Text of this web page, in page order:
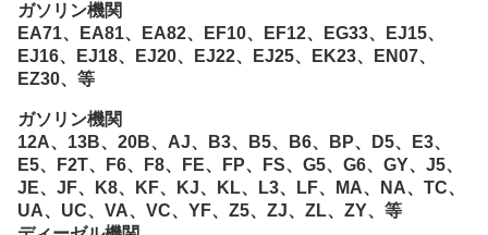
ガソリン機関
EA71、EA81、EA82、EF10、EF12、EG33、EJ15、
EJ16、EJ18、EJ20、EJ22、EJ25、EK23、EN07、
EZ30、等
ガソリン機関
12A、13B、20B、AJ、B3、B5、B6、BP、D5、E3、
E5、F2T、F6、F8、FE、FP、FS、G5、G6、GY、J5、
JE、JF、K8、KF、KJ、KL、L3、LF、MA、NA、TC、
UA、UC、VA、VC、YF、Z5、ZJ、ZL、ZY、等